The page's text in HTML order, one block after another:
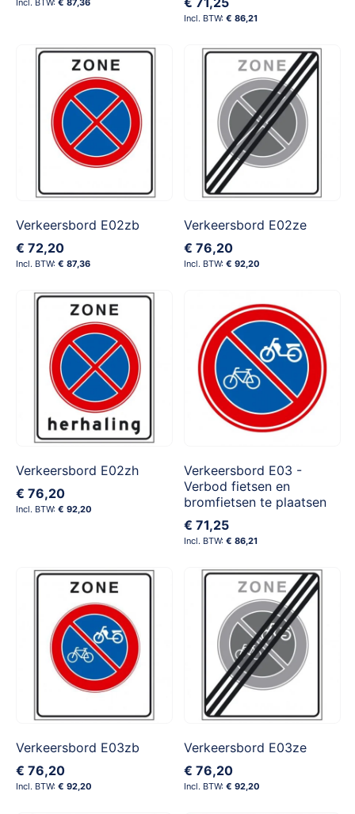
€ 86,21
Verkeersbord E02zb
€ 72,20
€ 87,36
Verkeersbord E02ze
€ 76,20
€ 92,20
Verkeersbord E02zh
€ 76,20
€ 92,20
Verkeersbord E03 -
Verbod fietsen en
bromfietsen te plaatsen
€ 71,25
€ 86,21
Verkeersbord E03zb
€ 76,20
€ 92,20
Verkeersbord E03ze
€ 76,20
€ 92,20